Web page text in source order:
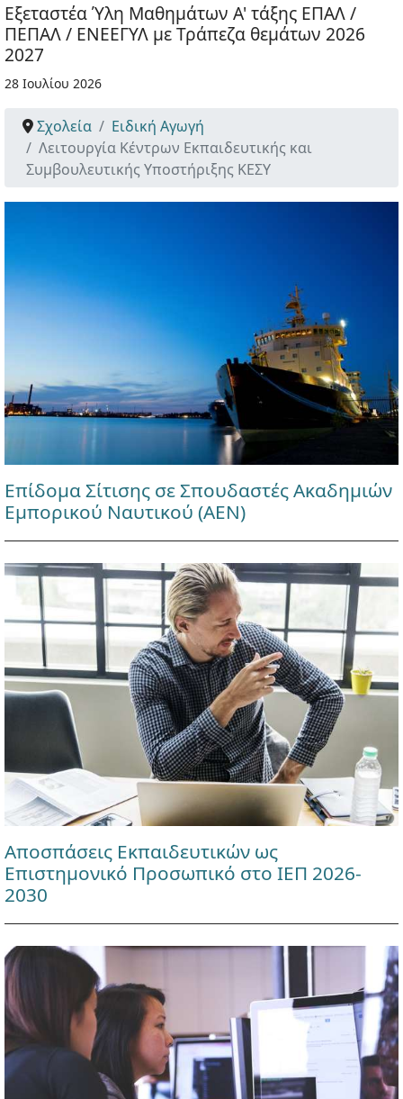
Εξεταστέα Ύλη Μαθημάτων Α' τάξης ΕΠΑΛ /
ΠΕΠΑΛ / ΕΝΕΕΓΥΛ με Τράπεζα θεμάτων 2026
2027
28 Ιουλίου 2026
Σχολεία
Ειδική Αγωγή
Λειτουργία Κέντρων Εκπαιδευτικής και
Συμβουλευτικής Υποστήριξης ΚΕΣΥ
Επίδομα Σίτισης σε Σπουδαστές Ακαδημιών
Εμπορικού Ναυτικού (ΑΕΝ)
Αποσπάσεις Εκπαιδευτικών ως
Επιστημονικό Προσωπικό στο ΙΕΠ 2026-
2030